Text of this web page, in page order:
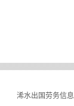
浠水出国劳务信息